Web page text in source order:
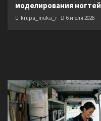
моделирования ногтей
krupa_muka_r 6 июля 2026